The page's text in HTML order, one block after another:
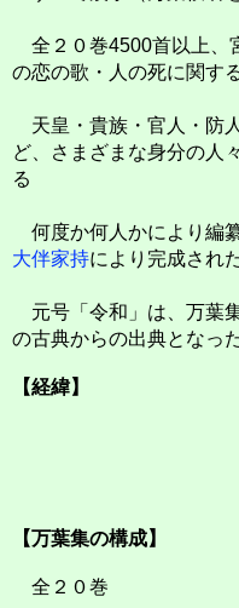
全２０巻4500首以上、
の恋の歌・人の死に関す
天皇・貴族・官人・防
ど、さまざまな身分の人
る
何度か何人かにより編
大伴家持により完成され
元号「令和」は、万葉
の古典からの出典となっ
【経緯】
【万葉集の構成】
全２０巻